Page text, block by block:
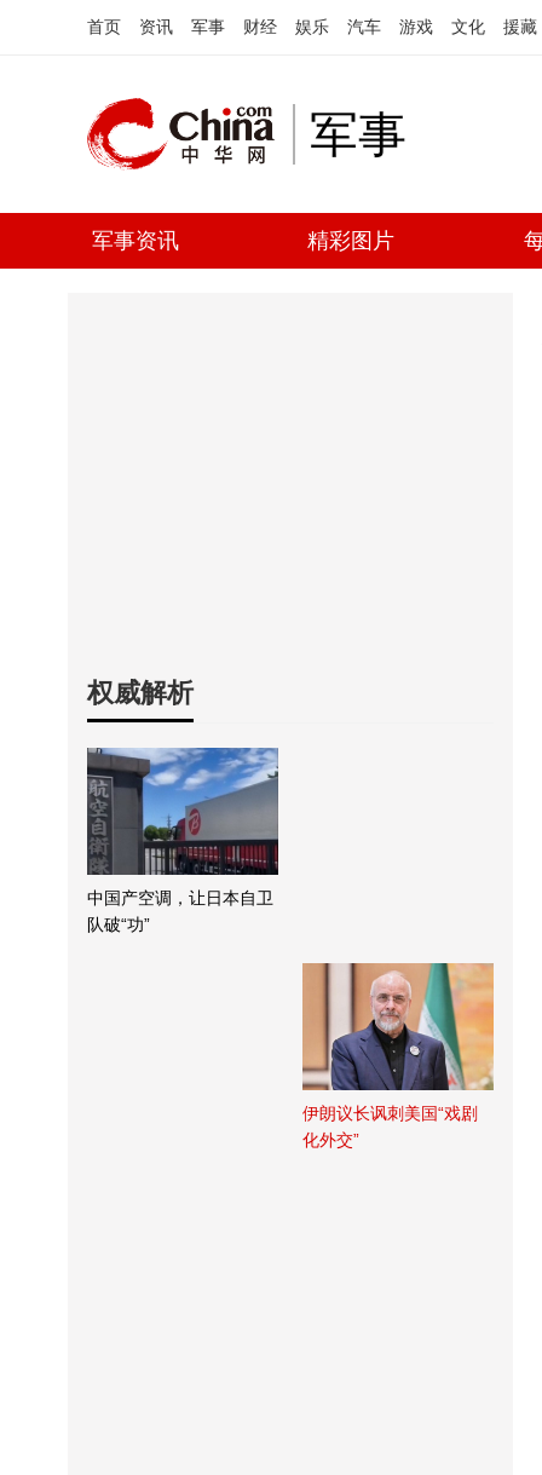
首页 资讯 军事 财经 娱乐 汽车 游戏 文化 援藏
军事
军事资讯 精彩图片
权威解析
中国产空调，让日本自卫
队破“功”
伊朗议长讽刺美国“戏剧
化外交”